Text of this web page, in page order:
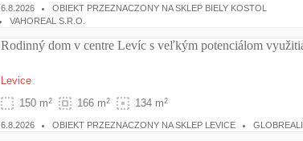
6.8.2026
OBIEKT PRZEZNACZONY NA SKLEP BIELY KOSTOL
VAHOREAL S.R.O.
Rodinný dom v centre Levíc s veľkým potenciálom
Levice
150 m2 166 m2 134 m2
6.8.2026 OBIEKT PRZEZNACZONY NA SKLEP LEVICE